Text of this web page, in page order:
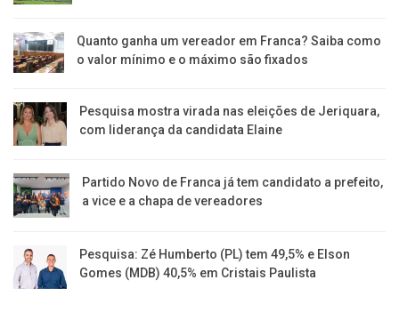
Quanto ganha um vereador em Franca? Saiba como
o valor mínimo e o máximo são fixados
Pesquisa mostra virada nas eleições de Jeriquara,
com liderança da candidata Elaine
Partido Novo de Franca já tem candidato a prefeito,
a vice e a chapa de vereadores
Pesquisa: Zé Humberto (PL) tem 49,5% e Elson
Gomes (MDB) 40,5% em Cristais Paulista